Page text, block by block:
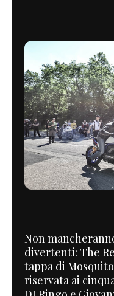
Non
divertenti: The
tappa di
riservata ai